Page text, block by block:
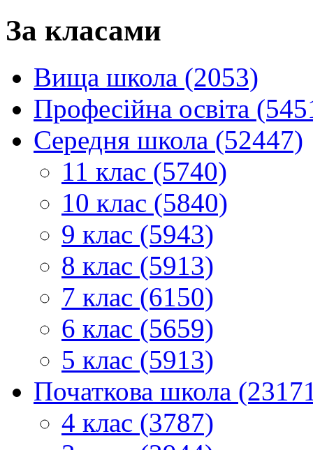
За класами
Вища школа (2053)
Професійна освіта
Середня школа (52447)
11 клас (5740)
10 клас (5840)
9 клас (5943)
8 клас (5913)
7 клас (6150)
6 клас (5659)
5 клас (5913)
Початкова школа
4 клас (3787)